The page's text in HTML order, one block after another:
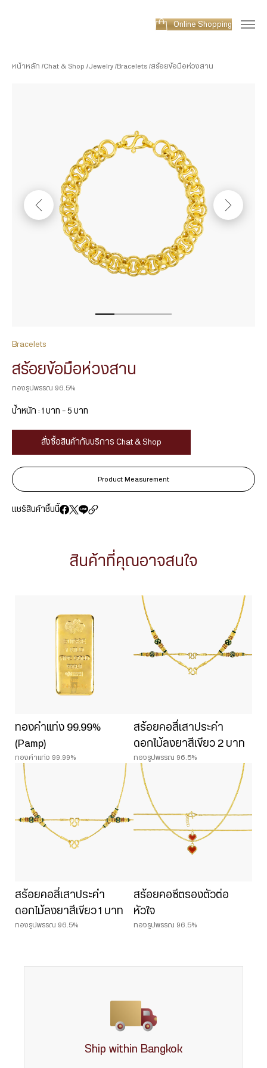
Online Shopping
หน้าหลัก Chat & Shop Jewelry Bracelets สร้อยข้อมือห่วงสาน
Bracelets
สร้อยข้อมือห่วงสาน
ทองรูปพรรณ 96.5%
น้ำหนัก : 1 บาท – 5 บาท
สั่งซื้อสินค้ากับบริการ Chat & Shop
Product Measurement
แชร์สินค้าชิ้นนี้
สินค้าที่คุณอาจสนใจ
ทองคำแท่ง 99.99%
(Pamp)
ทองคำแท่ง 99.99%
สร้อยคอสี่เสาประคำ
ดอกไม้ลงยาสีเขียว 2 บาท
ทองรูปพรรณ 96.5%
สร้อยคอสี่เสาประคำ
ดอกไม้ลงยาสีเขียว 1 บาท
ทองรูปพรรณ 96.5%
สร้อยคอซีตรองตัวต่อ
หัวใจ
ทองรูปพรรณ 96.5%
Ship within Bangkok